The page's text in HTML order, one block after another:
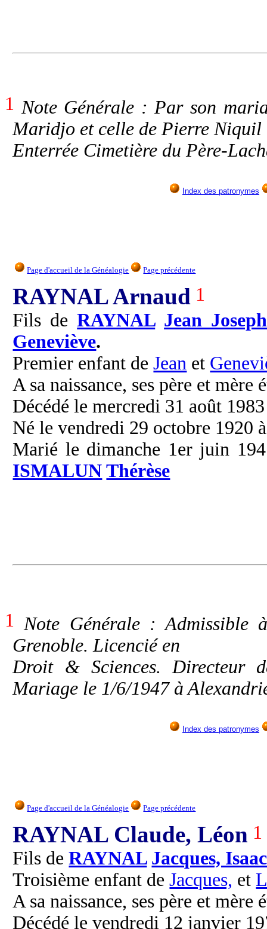
1 Note Générale : Par son
Maridjo et celle de Pierre Niquil
Enterrée Cimetière du Père-
Index des patronymes
Page d'accueil de la Généalogie Page précédente
RAYNAL Arnaud 1
Fils deRAYNAL Jean
Geneviève.
Premier enfant deJean et
A sa naissance, ses père et mère
Décédé le mercredi 31 août
Né le vendredi 29 octobre 1920
Marié le dimanche 1er juin
ISMALUN Thérèse
1
Note Générale :
Grenoble. Licencié en
Droit & Sciences. Directeur
Mariage le 1/6/1947 à
Index des patronymes
Page d'accueil de la Généalogie Page précédente
RAYNAL Claude, Léon 1
Fils deRAYNAL Jacques, Isaac
Troisième enfant deJacques, et
A sa naissance, ses père et mère
Décédé le vendredi 12 janvier